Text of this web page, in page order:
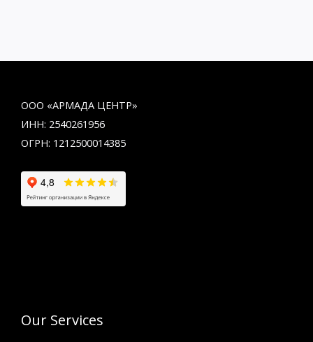
ООО «АРМАДА ЦЕНТР»
ИНН: 2540261956
ОГРН: 1212500014385
Our Services